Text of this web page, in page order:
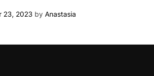
23, 2023 by Anastasia